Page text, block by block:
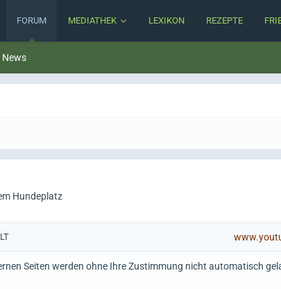
FORUM MEDIATHEK LEXIKON REZEPTE
News
Hundeplatz
Seiten werden ohne Ihre Zustimmung nicht automatisch